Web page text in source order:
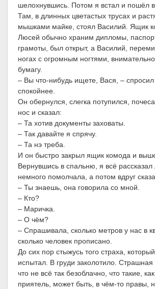
шелохнувшись. Потом я встал и пошёл
Там, в длинных цветастых трусах и
мышками майке, стоял Василий. Ящик
Люсей обычно храним дипломы,
грамоты, был открыт, а Василий,
ногах с огромным ногтями,
бумагу.
– Вы что-нибудь ищете, Вася, –
спокойнее.
Он обернулся, слегка потупился,
нос и сказал:
– Та хотив документы заховаты.
– Так давайте я спрячу.
– Та нэ треба.
И он быстро закрыл ящик комода и
Вернувшись в спальню, я всё
немного помолчала, а потом вдруг
– Ты знаешь, она говорила со мной.
– Кто?
– Маричка.
– О чём?
– Спрашивала, сколько метров у нас в
сколько человек прописано.
До сих пор стыжусь того страха,
испытал. В груди заколотило.
что не всё так безоблачно, что такие,
приятель, может быть, в чём-то правы,